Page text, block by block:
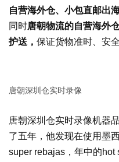
自营海外仓、小包直邮出
同时唐朝物流的自营海外
护送， 保证货物准时、安
唐朝深圳仓实时录像
唐朝深圳仓实时录像机器
了五年，他发现在使用墨
super rebajas，年中的